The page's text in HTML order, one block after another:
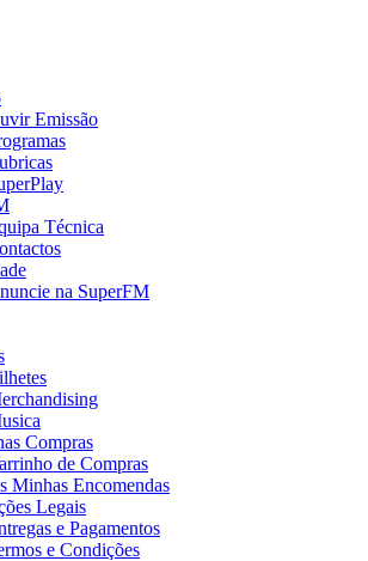
Emissão
Técnica
na SuperFM
Compras
de Compras
Minhas Encomendas
Legais
e Pagamentos
e Condições